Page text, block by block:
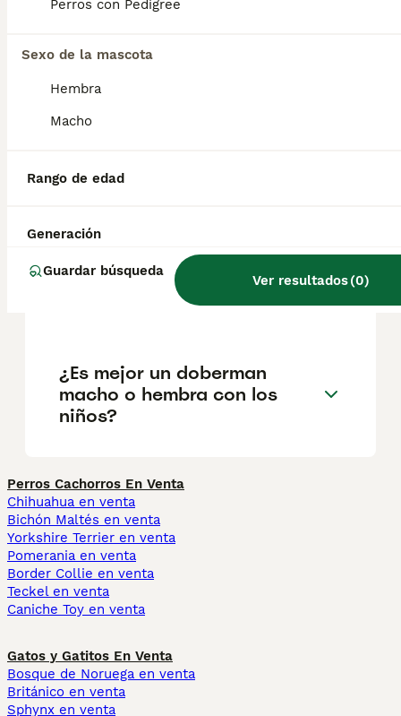
Perros con Pedigree
Sexo de la mascota
Hembra
Macho
Rango de edad
Generación
Guardar búsqueda
Ver resultados(0)
¿Es bueno tener un
dóberman en casa?
¿Cuántos cachorros tienen
los dobermans?
¿Es mejor un doberman
macho o hembra con los
niños?
Perros Cachorros En Venta
Chihuahua en venta
Bichón Maltés en venta
Yorkshire Terrier en venta
Pomerania en venta
Border Collie en venta
Teckel en venta
Caniche Toy en venta
Gatos y Gatitos En Venta
Bosque de Noruega en venta
Británico en venta
Sphynx en venta